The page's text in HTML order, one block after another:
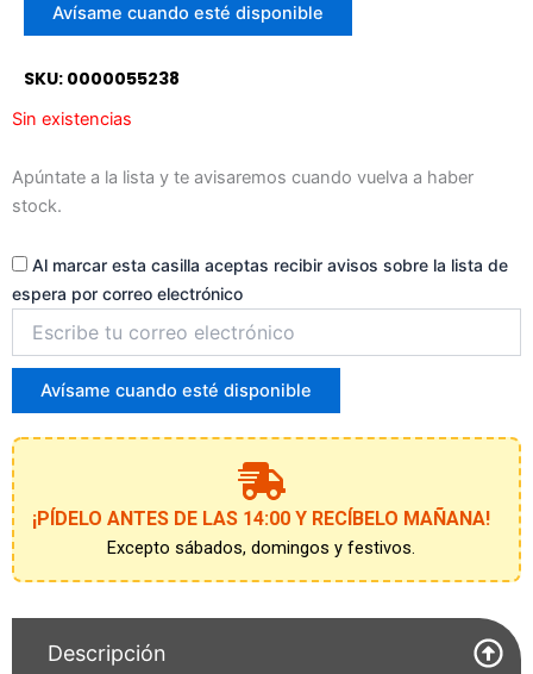
para
unirte
la
lista
de
Avísame cuando esté disponible
SKU: 0000055238
Sin existencias
Apúntate a la lista y te avisaremos cuando vuelva a haber
stock.
Al marcar esta casilla aceptas recibir avisos sobre la lista de
espera por correo electrónico
correo
para
unirte
a
la
lista
de
espera
Avísame cuando esté disponible
¡PÍDELO ANTES DE LAS 14:00 Y RECÍBELO MAÑANA!
Excepto sábados, domingos y festivos.
Descripción